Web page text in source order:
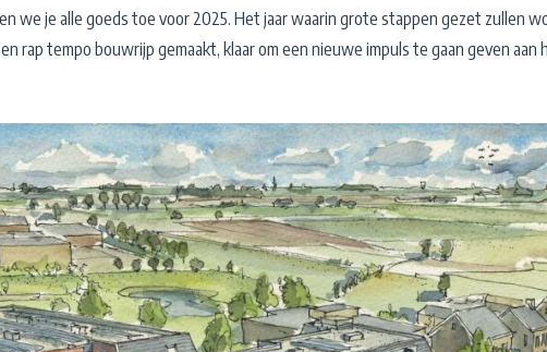
we je alle goeds toe voor 2025. Het jaar waarin grote stappen gezet zullen
rap tempo bouwrijp gemaakt, klaar om een nieuwe impuls te gaan geven aan